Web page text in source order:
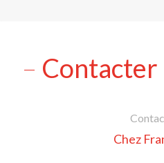
Contacter
Chez